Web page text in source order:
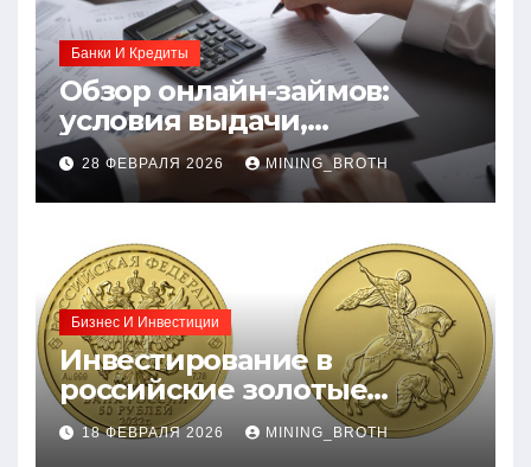
Банки И Кредиты
Обзор онлайн-займов:
условия выдачи,
процентные ставки и
требования к заемщикам
28 ФЕВРАЛЯ 2026 MINING_BROTH
Бизнес И Инвестиции
Инвестирование в
российские золотые
монеты: подробное
руководство
18 ФЕВРАЛЯ 2026 MINING_BROTH